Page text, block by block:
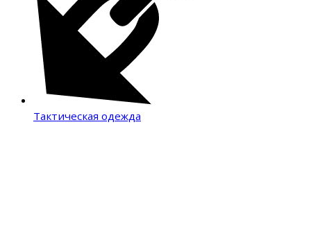
Тактическая одежда